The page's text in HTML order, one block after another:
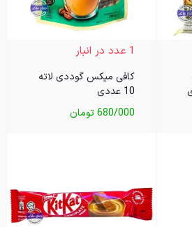
1 عدد در انبار
کافی میکس گوددی لاته
10 عددی
680/000تومان